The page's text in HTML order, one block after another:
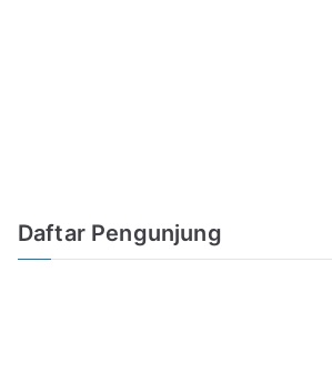
Daftar Pengunjung